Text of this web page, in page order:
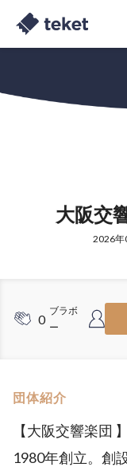
大阪交
2026年
0
ブラボ
ー
団体紹介
【大阪交響楽団 】
1980年創立。創